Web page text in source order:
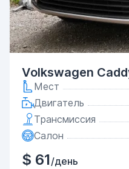
Volkswagen
Мест
Двигатель
Трансмиссия
Салон
$ 61/день